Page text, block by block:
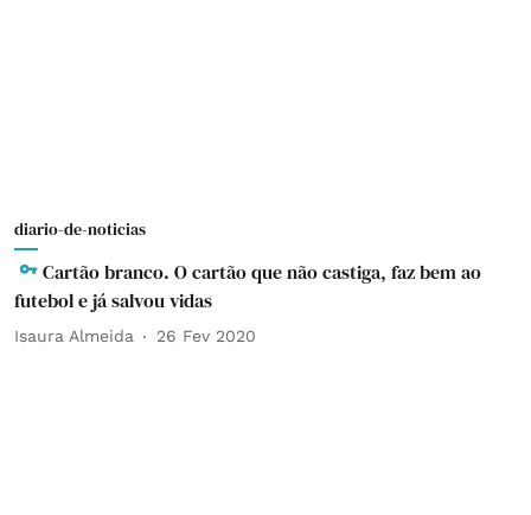
diario-de-noticias
Cartão branco. O cartão que não castiga, faz bem ao
futebol e já salvou vidas
Isaura Almeida 26 Fev 2020